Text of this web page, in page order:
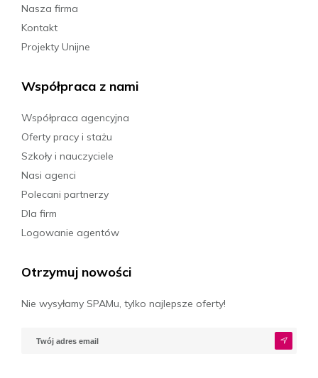
Nasza firma
Kontakt
Projekty Unijne
Współpraca z nami
Współpraca agencyjna
Oferty pracy i stażu
Szkoły i nauczyciele
Nasi agenci
Polecani partnerzy
Dla firm
Logowanie agentów
Otrzymuj nowości
Nie wysyłamy SPAMu, tylko najlepsze oferty!